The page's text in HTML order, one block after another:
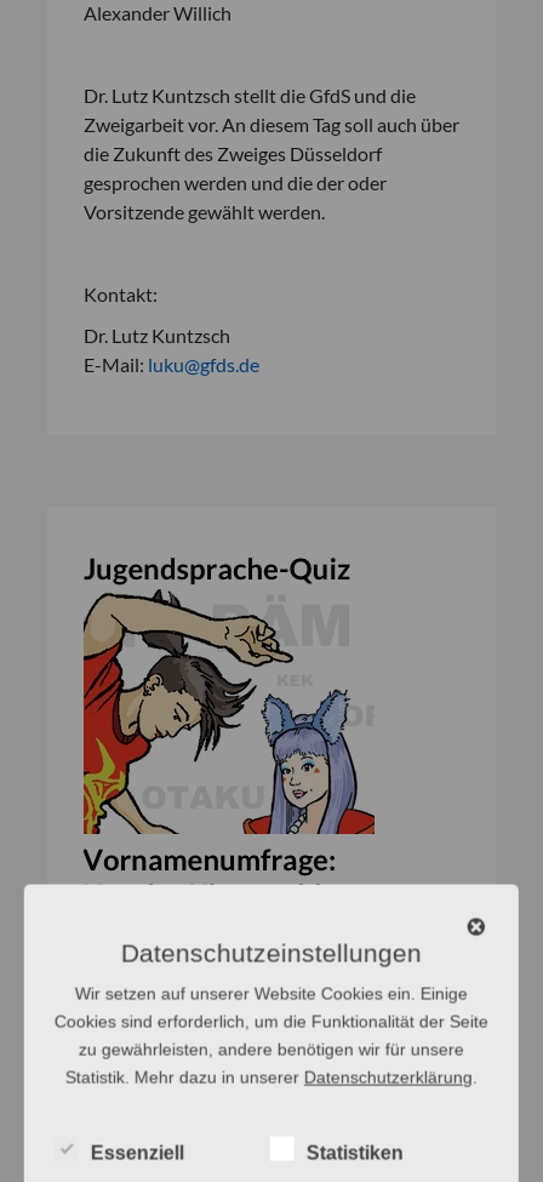
Alexander Willich
Dr. Lutz Kuntzsch stellt die GfdS und die
Zweigarbeit vor. An diesem Tag soll auch über
die Zukunft des Zweiges Düsseldorf
gesprochen werden und die der oder
Vorsitzende gewählt werden.
Kontakt:
Dr. Lutz Kuntzsch
E-Mail: luku@gfds.de
Datenschutzeinstellungen
Wir setzen auf unserer Website Cookies ein. Einige
Cookies sind erforderlich, um die Funktionalität der Seite
zu gewährleisten, andere benötigen wir für unsere
Statistik. Mehr dazu in unserer Datenschutzerklärung
Essenziell Statistiken